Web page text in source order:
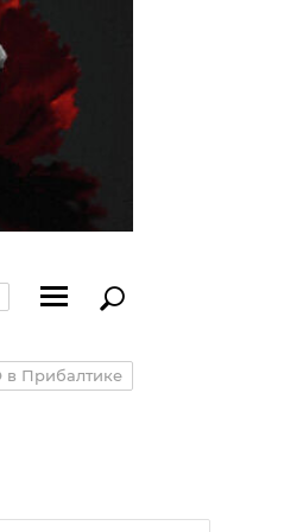
Прибалтике